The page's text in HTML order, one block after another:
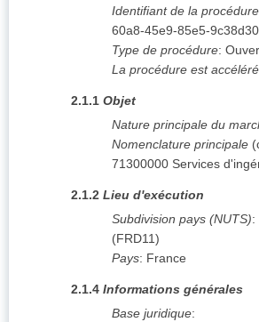
Identifiant de la procédure
60a8-45e9-85e5-
Type de procédure:
La procédure est
2.1.1 Objet
Nature principale du
Nomenclature principale (
71300000 Services
2.1.2 Lieu d'exécution
Subdivision pays (NUTS):
(FRD11)
Pays: France
2.1.4 Informations générales
Base juridique: